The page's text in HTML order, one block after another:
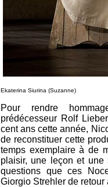
Ekaterina Siurina (Suzanne)
Pour rendre
prédécesseur Rolf
cent ans cette année,
de reconstituer cette
temps exemplaire à de
plaisir, une leçon et une
questions que ces
Giorgio Strehler de retour